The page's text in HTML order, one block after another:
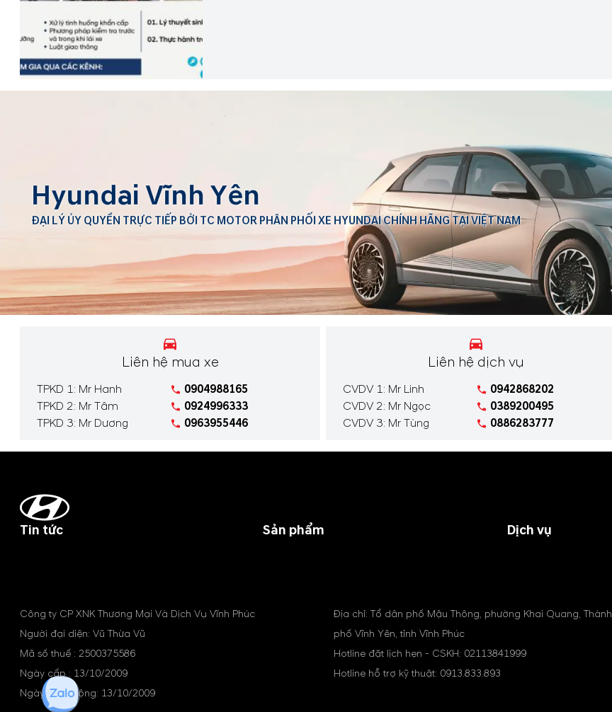
Hyundai Vĩnh Yên
ĐẠI LÝ ỦY QUYỀN TRỰC TIẾP BỞI TC MOTOR PHÂN PHỐI XE HYUNDAI CHÍNH HÃNG TẠI VIỆT NAM
Liên hệ mua xe
TPKD 1: Mr Hanh
TPKD 2: Mr Tâm
TPKD 3: Mr Dương
0904988165
0924996333
0963955446
Liên hệ dịch vụ
CVDV 1: Mr Linh
CVDV 2: Mr Ngọc
CVDV 3: Mr Tùng
0942868202
0389200495
0886283777
Tin tức Sản phẩm Dịch vụ
Công ty CP XNK Thương Mại Và Dịch Vụ Vĩnh Phúc
Người đại diện: Vũ Thừa Vũ
Mã số thuế : 2500375586
Ngày cấp : 13/10/2009
Ngày hoạt động: 13/10/2009
Địa chỉ: Tổ dân phố Mậu Thông, phường Khai Quang, Thành
phố Vĩnh Yên, tỉnh Vĩnh Phúc
Hotline đặt lịch hẹn - CSKH: 02113841999
Hotline hỗ trợ kỹ thuật: 0913.833.893